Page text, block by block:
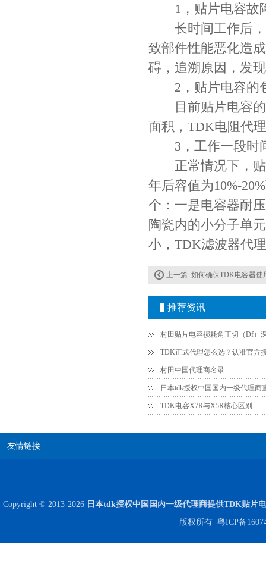
1，贴片电容故
长时间工作后，
致部件性能恶化造
碍，追溯原因，发
2，贴片电容的
目前贴片电容的
面积，TDK电阻代
3，工作一段时
正常情况下，贴
年后容值为10%-
个：一是电容器耐
陶瓷内的小分子单
小，TDK滤波器代
上一篇: 如何确保TDK电容器使用
推荐资讯
村田中国代理商名录
日本tdk授权中国国内一级代理商
TDK电容X7R与X5R核心区别
友情链接
Copyright © 2013-2026 日本tdk授权中国国内一级代理商提供TDK贴片
版权所有 粤ICP备